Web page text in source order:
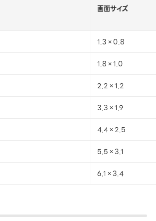
画面サイズ
1.3×0.8
1.8×1.0
2.2×1.2
3.3×1.9
4.4×2.5
5.5×3.1
6.1×3.4